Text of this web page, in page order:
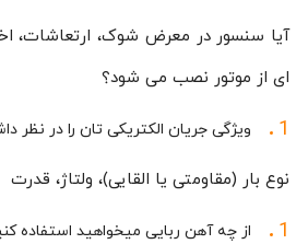
آیا سنسور در معرض شوک، ارتعاشات،
ای از موتور نصب می شود؟
ویژگی جریان الکتریکی تان را در نظر
نوع بار (مقاومتی یا القایی)، ولتاژ، قدرت
از چه آهن ربایی میخواهید استفاده